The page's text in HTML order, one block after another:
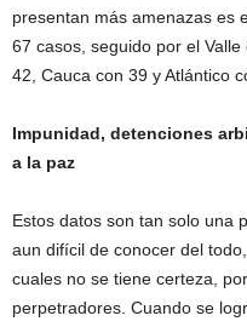
presentan más amenazas es
67 casos, seguido por el
42, Cauca con 39 y Atlántico
Impunidad, detenciones
a la paz
Estos datos son tan solo una
aun difícil de conocer del
cuales no se tiene certeza,
perpetradores. Cuando se